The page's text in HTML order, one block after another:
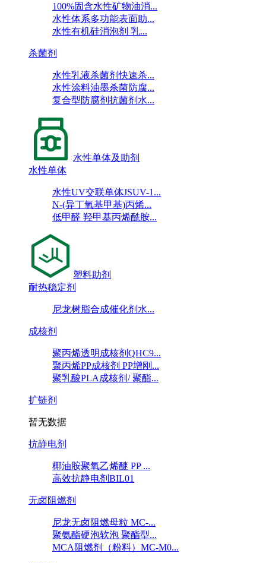
100%固含水性矿物油消...
水性体系多功能表面助...
水性有机硅消泡剂 乳...
杀菌剂
水性乳液杀菌剂快速杀...
水性涂料油墨杀菌防腐...
复合型防腐剂抗菌剂水...
水性单体及助剂
水性单体
水性UV交联单体JSUV-1...
N-(异丁氧基甲基)丙烯...
低甲醛 羟甲基丙烯酰胺...
塑料助剂
耐热稳定剂
尼龙树脂合成催化剂水...
成核剂
聚丙烯透明成核剂QHC9...
聚丙烯PP成核剂 PP增刚...
聚乳酸PLA成核剂/ 聚酯...
扩链剂
暂无数据
抗静电剂
椰油胺聚氧乙烯醚 PP ...
高效抗静电剂BIL01
无卤阻燃剂
尼龙无卤阻燃母粒 MC-...
聚氨酯硬泡软泡 聚酯型...
MCA阻燃剂（粉料）MC-M0...